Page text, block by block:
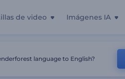
de video Imágenes IA
De Plataforma De Compras Online
language to English?